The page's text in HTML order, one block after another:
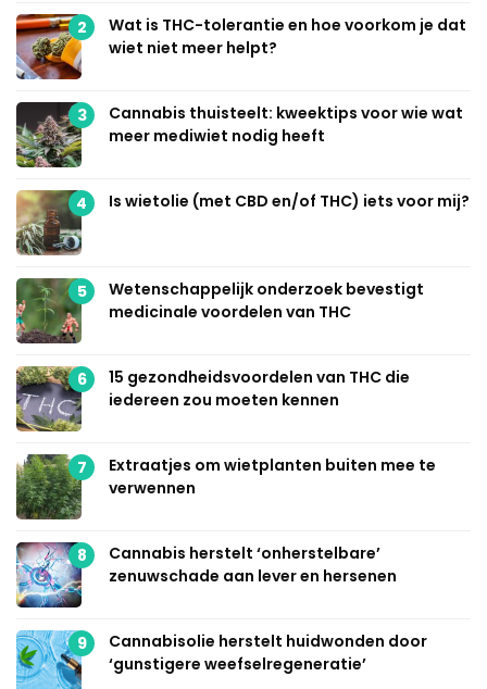
2
Wat is THC-tolerantie en hoe voorkom je dat
wiet niet meer helpt?
3
Cannabis thuisteelt: kweektips voor wie wat
meer mediwiet nodig heeft
4 Is wietolie (met CBD en/of THC) iets voor mij?
5
Wetenschappelijk onderzoek bevestigt
medicinale voordelen van THC
6
15 gezondheidsvoordelen van THC die
iedereen zou moeten kennen
7
Extraatjes om wietplanten buiten mee te
verwennen
8
Cannabis herstelt ‘onherstelbare’
zenuwschade aan lever en hersenen
9
Cannabisolie herstelt huidwonden door
‘gunstigere weefselregeneratie’